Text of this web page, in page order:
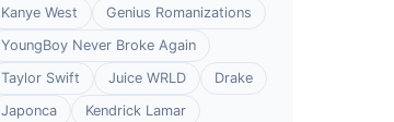
Kanye West
Genius Romanizations
YoungBoy Never Broke Again
Taylor Swift
Juice WRLD
Drake
Japonca
Kendrick Lamar